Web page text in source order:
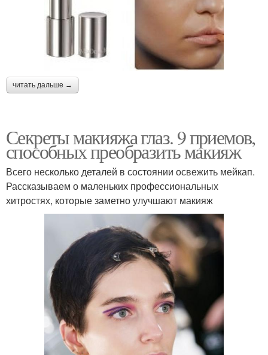
читать дальше →
Секреты макияжа глаз. 9 приемов,
способных преобразить макияж
Всего несколько деталей в состоянии освежить мейкап.
Рассказываем о маленьких профессиональных
хитростях, которые заметно улучшают макияж